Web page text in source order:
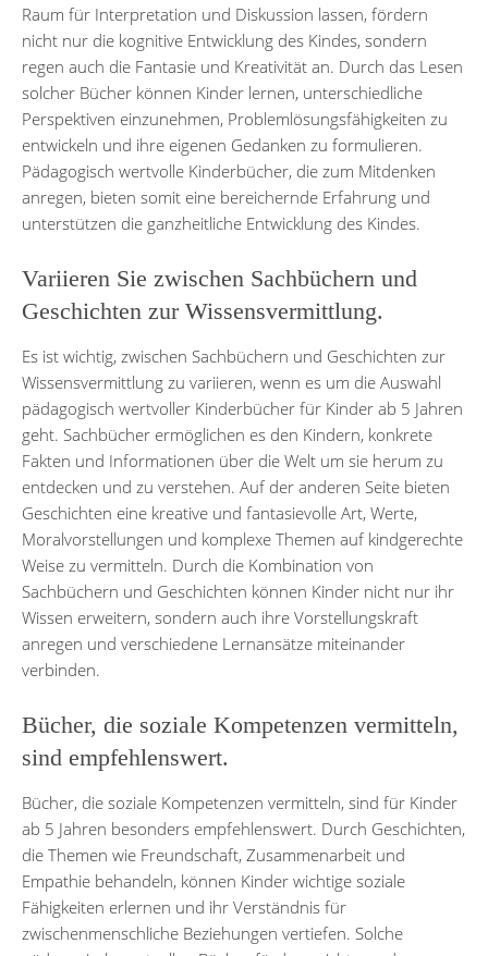
Raum für Interpretation und Diskussion lassen, fördern
nicht nur die kognitive Entwicklung des Kindes, sondern
regen auch die Fantasie und Kreativität an. Durch das Lesen
solcher Bücher können Kinder lernen, unterschiedliche
Perspektiven einzunehmen, Problemlösungsfähigkeiten zu
entwickeln und ihre eigenen Gedanken zu formulieren.
Pädagogisch wertvolle Kinderbücher, die zum Mitdenken
anregen, bieten somit eine bereichernde Erfahrung und
unterstützen die ganzheitliche Entwicklung des Kindes.
Variieren Sie zwischen Sachbüchern und
Geschichten zur Wissensvermittlung.
Es ist wichtig, zwischen Sachbüchern und Geschichten zur
Wissensvermittlung zu variieren, wenn es um die Auswahl
pädagogisch wertvoller Kinderbücher für Kinder ab 5 Jahren
geht. Sachbücher ermöglichen es den Kindern, konkrete
Fakten und Informationen über die Welt um sie herum zu
entdecken und zu verstehen. Auf der anderen Seite bieten
Geschichten eine kreative und fantasievolle Art, Werte,
Moralvorstellungen und komplexe Themen auf kindgerechte
Weise zu vermitteln. Durch die Kombination von
Sachbüchern und Geschichten können Kinder nicht nur ihr
Wissen erweitern, sondern auch ihre Vorstellungskraft
anregen und verschiedene Lernansätze miteinander
verbinden.
Bücher, die soziale Kompetenzen vermitteln,
sind empfehlenswert.
Bücher, die soziale Kompetenzen vermitteln, sind für Kinder
ab 5 Jahren besonders empfehlenswert. Durch Geschichten,
die Themen wie Freundschaft, Zusammenarbeit und
Empathie behandeln, können Kinder wichtige soziale
Fähigkeiten erlernen und ihr Verständnis für
zwischenmenschliche Beziehungen vertiefen. Solche